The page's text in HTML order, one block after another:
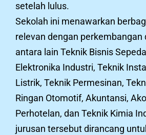
setelah lulus.
Sekolah ini menawarkan
relevan dengan perkembangan
antara lain Teknik Bisnis
Elektronika Industri, Teknik
Listrik, Teknik Permesinan,
Ringan Otomotif, Akuntansi,
Perhotelan, dan Teknik Kimia
jurusan tersebut dirancang